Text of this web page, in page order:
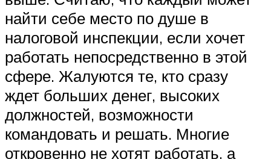
найти себе место по душе в
налоговой инспекции, если хочет
работать непосредственно в этой
сфере. Жалуются те, кто сразу
ждет больших денег, высоких
должностей, возможности
командовать и решать. Многие
откровенно не хотят работать, а